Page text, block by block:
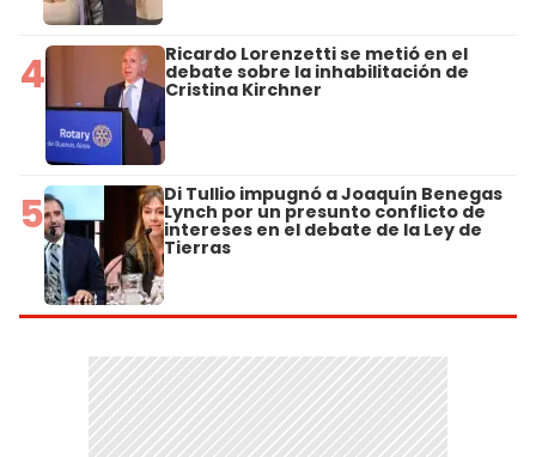
4 Ricardo Lorenzetti se metió en el
debate sobre la inhabilitación de
Cristina Kirchner
5 Di Tullio impugnó a Joaquín Benegas
Lynch por un presunto conflicto de
intereses en el debate de la Ley de
Tierras